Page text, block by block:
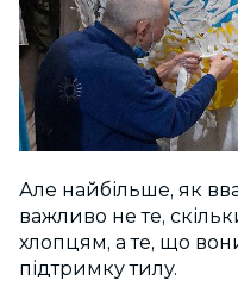
Але найбільше, як
важливо не те,
хлопцям, а те, що
підтримку тилу.